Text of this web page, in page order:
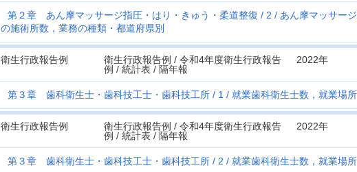
第２章 あん摩マッサージ指圧・はり・きゅう・柔道整復 2
あん摩マッサー
の施術所数，業務の種類・都道府県別
衛生行政報告例
衛生行政報告例 / 令和4年度衛生行政報告
例 / 統計表 / 隔年報
2022年
第３章 歯科衛生士・歯科技工士・歯科技工所 1 就業歯科衛生士数，就業場
衛生行政報告例
衛生行政報告例 / 令和4年度衛生行政報告
例 / 統計表 / 隔年報
2022年
第３章 歯科衛生士・歯科技工士・歯科技工所 2 就業歯科衛生士数，就業場